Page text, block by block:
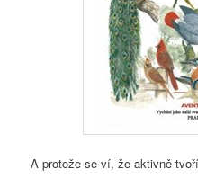
A protože se ví, že aktivně